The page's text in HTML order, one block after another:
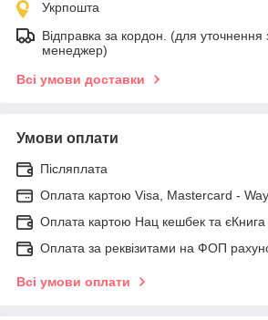
Укрпошта
Відправка за кордон. (для
менеджер)
Всі умови доставки
Умови оплати
Післяплата
Оплата картою Visa, Mastercard -
Оплата картою Нац кешбек та
Оплата за реквізитами на ФОП
Всі умови оплати